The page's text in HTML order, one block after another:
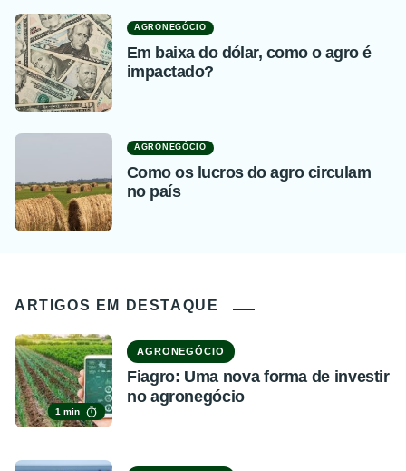
AGRONEGÓCIO
Em baixa do dólar, como o agro é
impactado?
AGRONEGÓCIO
Como os lucros do agro circulam
no país
ARTIGOS EM DESTAQUE
1 min
AGRONEGÓCIO
Fiagro: Uma nova forma de investir
no agronegócio